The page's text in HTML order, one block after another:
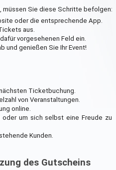
müssen Sie diese Schritte befolgen:
oder die entsprechende App.
aus.
vorgesehenen Feld ein.
und genießen Sie Ihr Event!
Ticketbuchung.
von Veranstaltungen.
online.
um sich selbst eine Freude zu
Kunden.
des Gutscheins